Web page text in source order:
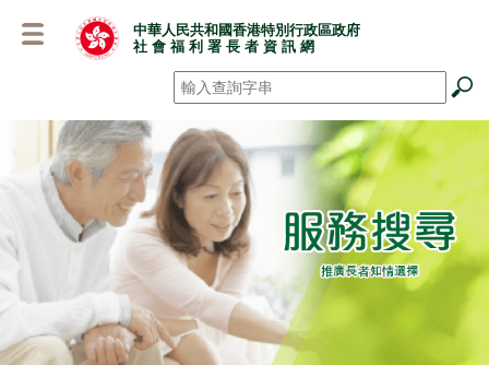
中華人民共和國香港特別行政區政府
社 會 福 利 署 長 者 資 訊 網
搜尋 *